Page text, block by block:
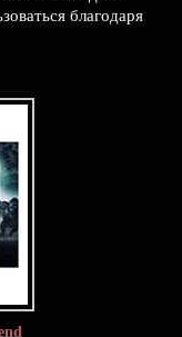
благодаря